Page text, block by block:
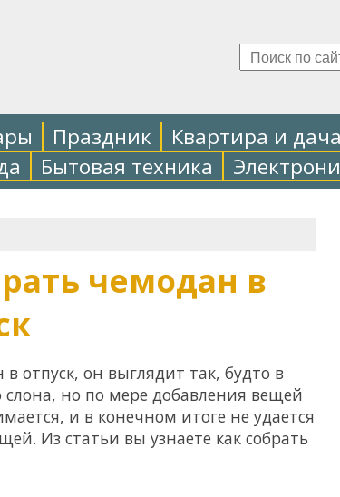
Праздник Квартира и дача
Бытовая техника
чемодан в
отпуск, он выглядит так, будто в
слона, но по мере добавления вещей
и в конечном итоге не удается
Из статьи вы узнаете как собрать